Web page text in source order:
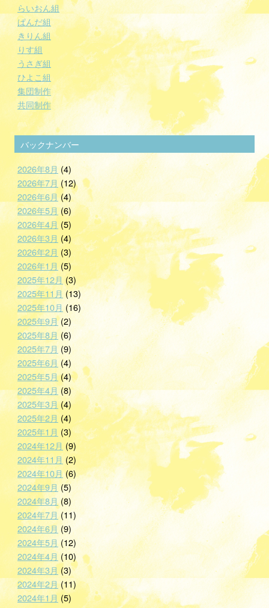
らいおん組
ぱんだ組
きりん組
りす組
うさぎ組
ひよこ組
集団制作
共同制作
バックナンバー
2026年8月(4)
2026年7月 (12)
2026年6月(4)
2026年5月(6)
2026年4月 (5)
2026年3月 (4)
2026年2月 (3)
2026年1月(5)
2025年12月 (3)
2025年11月 (13)
2025年10月(16)
2025年9月(2)
2025年8月 (6)
2025年7月(9)
2025年6月 (4)
2025年5月(4)
2025年4月(8)
2025年3月(4)
2025年2月 (4)
2025年1月 (3)
2024年12月 (9)
2024年11月 (2)
2024年10月(6)
2024年9月 (5)
2024年8月(8)
2024年7月(11)
2024年6月 (9)
2024年5月(12)
2024年4月 (10)
2024年3月 (3)
2024年2月(11)
2024年1月 (5)